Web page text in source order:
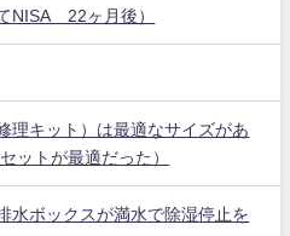
NISA 22ヶ月後）
理キット）は最適なサイズがあ
ットが最適だった）
水ボックスが満水で除湿停止を